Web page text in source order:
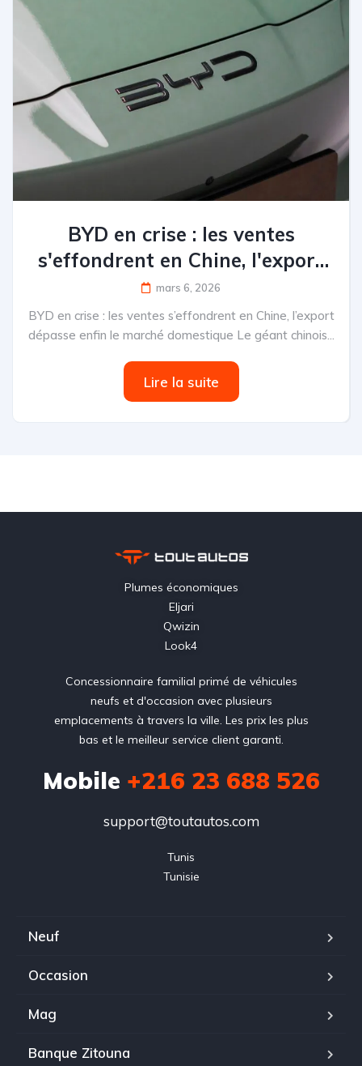
BYD en crise : les ventes
s'effondrent en Chine, l'export
dépasse enfin le marché
domestique
mars 6, 2026
BYD en crise : les ventes s’effondrent en Chine, l’export
dépasse enfin le marché domestique Le géant chinois...
Lire la suite
Plumes économiques
Eljari
Qwizin
Look4
Concessionnaire familial primé de véhicules
neufs et d'occasion avec plusieurs
emplacements à travers la ville. Les prix les plus
bas et le meilleur service client garanti.
Mobile +216 23 688 526
support@toutautos.com
Tunis
Tunisie
Neuf
Occasion
Mag
Banque Zitouna